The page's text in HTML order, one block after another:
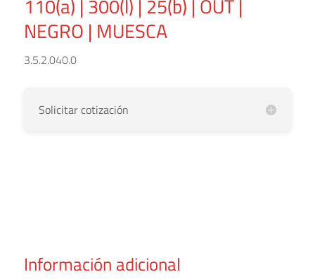
110(a) | 300(l) | 25(b) | OUT |
NEGRO | MUESCA
3.5.2.040.0
Solicitar cotización
Información adicional